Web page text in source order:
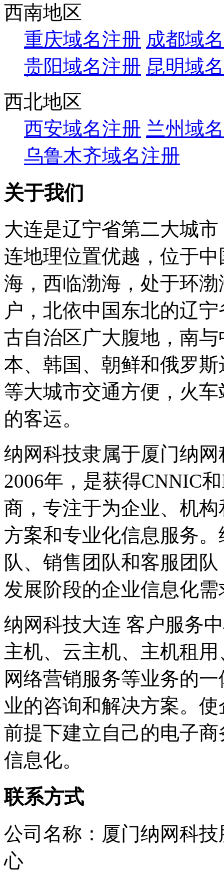
西南地区
重庆域名注册 成都域
贵阳域名注册 昆明域
西北地区
西安域名注册 兰州域
乌鲁木齐域名注册
关于我们
大连是辽宁省第二大城
连地理位置优越，位于
海，西临渤海，处于环
户，北依中国东北的辽
古自治区广大腹地，南
本、韩国、朝鲜和俄罗
等大城市交通方便，火
的客运。
纳网科技隶属于厦门纳
2006年，是获得CNNIC
商，专注于为企业、机
方案和专业化信息服务
队、销售团队和客服团
发展阶段的企业信息化
纳网科技大连 客户服务
主机、云主机、主机租
网络营销服务等业务的
业的咨询和解决方案。
前提下建立自己的电子
信息化。
联系方式
公司名称：厦门纳网科
心